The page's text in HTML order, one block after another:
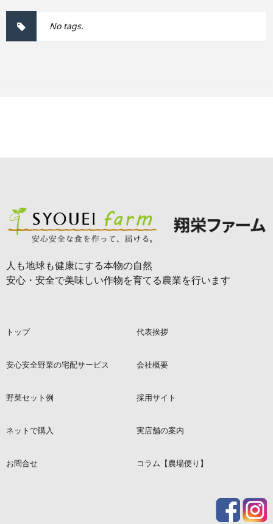
No tags.
人も地球も健康にする本物の自然
安心・安全で美味しい作物を育てる農業を行います
トップ 代表挨拶
安心安全野菜の宅配サービス 会社概要
野菜セット例 採用サイト
ネットで購入 実店舗の案内
お問合せ コラム【農場便り】